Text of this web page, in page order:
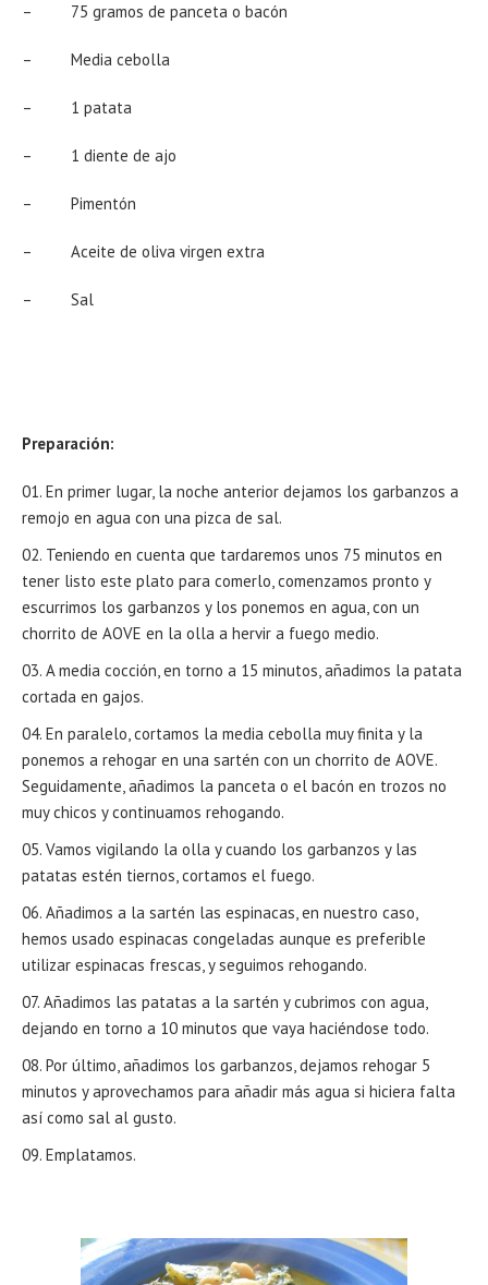
– 75 gramos de panceta o bacón
– Media cebolla
– 1 patata
– 1 diente de ajo
– Pimentón
– Aceite de oliva virgen extra
– Sal
Preparación:
En primer lugar, la noche anterior dejamos los garbanzos a
remojo en agua con una pizca de sal.
Teniendo en cuenta que tardaremos unos 75 minutos en
tener listo este plato para comerlo, comenzamos pronto y
escurrimos los garbanzos y los ponemos en agua, con un
chorrito de AOVE en la olla a hervir a fuego medio.
A media cocción, en torno a 15 minutos, añadimos la patata
cortada en gajos.
En paralelo, cortamos la media cebolla muy finita y la
ponemos a rehogar en una sartén con un chorrito de AOVE.
Seguidamente, añadimos la panceta o el bacón en trozos no
muy chicos y continuamos rehogando.
Vamos vigilando la olla y cuando los garbanzos y las
patatas estén tiernos, cortamos el fuego.
Añadimos a la sartén las espinacas, en nuestro caso,
hemos usado espinacas congeladas aunque es preferible
utilizar espinacas frescas, y seguimos rehogando.
Añadimos las patatas a la sartén y cubrimos con agua,
dejando en torno a 10 minutos que vaya haciéndose todo.
Por último, añadimos los garbanzos, dejamos rehogar 5
minutos y aprovechamos para añadir más agua si hiciera falta
así como sal al gusto.
Emplatamos.